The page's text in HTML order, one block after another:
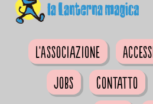
L'Associazione
Jobs
Contatto